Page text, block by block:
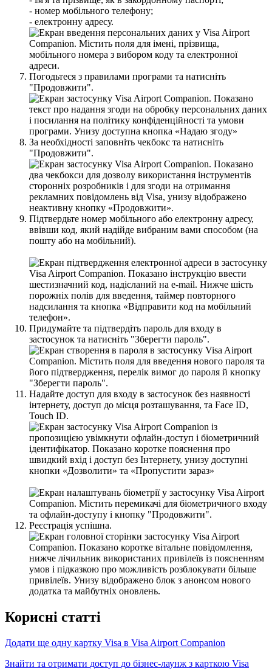
- номер мобільного телефону;
- електронну адресу.
Погодьтеся з правилами програми та натисніть
"Продовжити".
За необхідності заповніть чекбокс та натисніть
"Продовжити".
Підтвердьте номер мобільного або електронну адресу,
ввівши код, який надійде вибраним вами способом (на
пошту або на мобільний).
Придумайте та підтвердіть пароль для входу в
застосунок та натисніть "Зберегти пароль".
Надайте доступ для входу в застосунок без наявності
інтернету, доступ до місця розташування, та Face ID,
Touch ID.
Реєстрація успішна.
Корисні статті
Додати ще одну картку Visa в Visa Airport Companion
Знайти та отримати доступ до бізнес-лаунж з карткою Visa